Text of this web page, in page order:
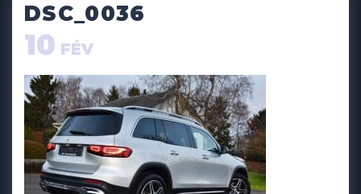
DSC_0036
10 FÉV